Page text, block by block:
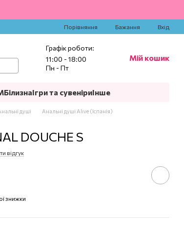
Порівняння Бажання Вхід
Графік роботи:
11:00 - 18:00
Пн - Пт
Мій кошик
БілизнаІгри та сувеніриІнше
душі
Анальні душі Alive (Іспанія)
DOUCHE S
відгук
знижки